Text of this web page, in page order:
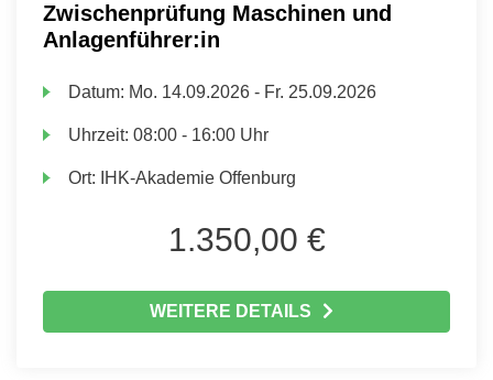
Zwischenprüfung Maschinen und
Anlagenführer:in
Datum: Mo. 14.09.2026 - Fr. 25.09.2026
Uhrzeit:08:00 - 16:00 Uhr
Ort: IHK-Akademie Offenburg
1.350,00 €
WEITERE DETAILS